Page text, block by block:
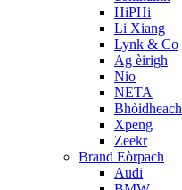
HiPHi
Li Xiang
Lynk & Co
Ag èirigh
Nio
NETA
Bhòidheach
Xpeng
Zeekr
Brand Eòrpach
Audi